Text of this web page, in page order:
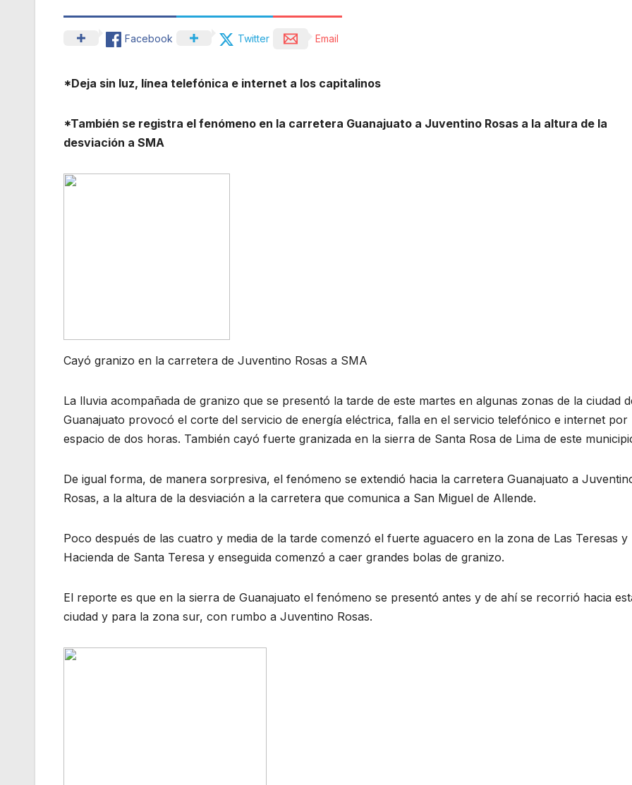
Facebook Twitter Email
*Deja sin luz, línea telefónica e internet a los capitalinos
*También se registra el fenómeno en la carretera Guanajuato a Juventino Rosas a la altura de la
desviación a SMA
Cayó granizo en la carretera de Juventino Rosas a SMA
La lluvia acompañada de granizo que se presentó la tarde de este martes en algunas zonas de la ciudad
Guanajuato provocó el corte del servicio de energía eléctrica, falla en el servicio telefónico e internet por
espacio de dos horas. También cayó fuerte granizada en la sierra de Santa Rosa de Lima de este
De igual forma, de manera sorpresiva, el fenómeno se extendió hacia la carretera Guanajuato a
Rosas, a la altura de la desviación a la carretera que comunica a San Miguel de Allende.
Poco después de las cuatro y media de la tarde comenzó el fuerte aguacero en la zona de Las Teresas y
Hacienda de Santa Teresa y enseguida comenzó a caer grandes bolas de granizo.
El reporte es que en la sierra de Guanajuato el fenómeno se presentó antes y de ahí se recorrió hacia
ciudad y para la zona sur, con rumbo a Juventino Rosas.